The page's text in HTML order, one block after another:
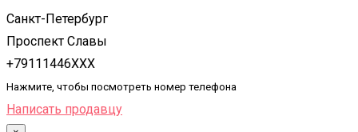
Санкт-Петербург
Проспект Славы
+79111446XXX
Нажмите, чтобы посмотреть номер телефона
Написать продавцу